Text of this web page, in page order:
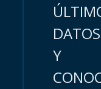
DATOS
Y